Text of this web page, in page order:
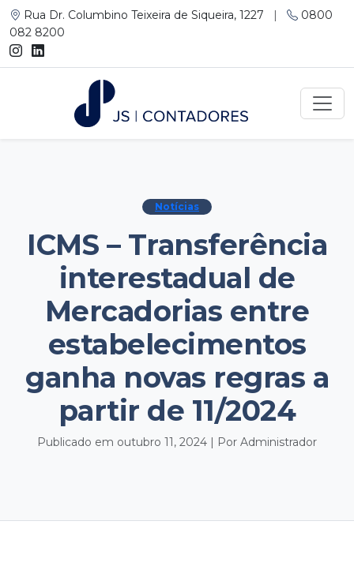
Rua Dr. Columbino Teixeira de Siqueira, 1227 |
0800
082 8200
Notícias
ICMS – Transferência
interestadual de
Mercadorias entre
estabelecimentos
ganha novas regras a
partir de 11/2024
Publicado em outubro 11, 2024 | Por Administrador